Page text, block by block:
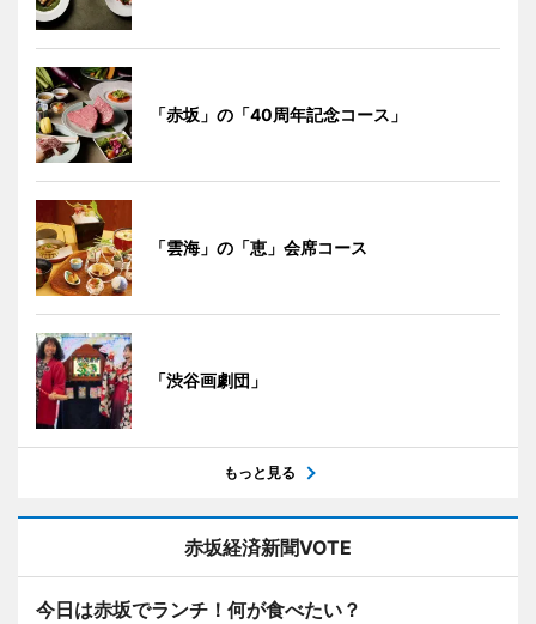
「赤坂」の「40周年記念コース」
「雲海」の「恵」会席コース
「渋谷画劇団」
もっと見る
赤坂経済新聞VOTE
今日は赤坂でランチ！何が食べたい？